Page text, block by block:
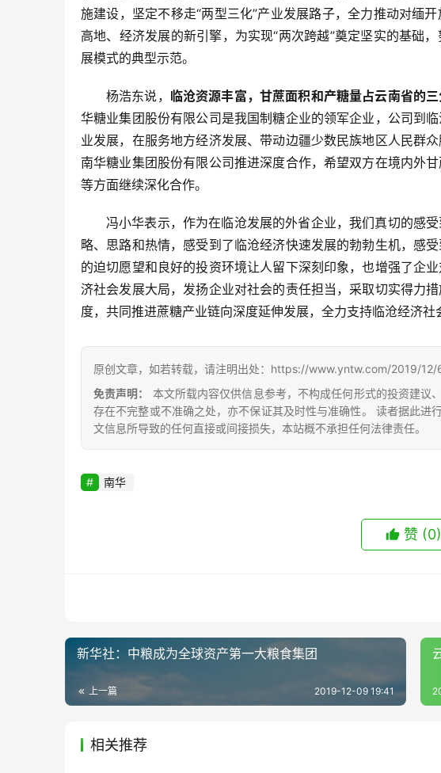
施建设，坚定不移走“两型三化”产业发展路子，全力推动对缅
高地、经济发展的新引擎，为实现“两次跨越”奠定坚实的基础
展模式的典型示范。
杨浩东说， 临沧资源丰富，甘蔗面积和产糖量占云南省的
华糖业集团股份有限公司是我国制糖企业的领军企业，公司到
业发展，在服务地方经济发展、带动边疆少数民族地区人民群
南华糖业集团股份有限公司推进深度合作，希望双方在境内外
等方面继续深化合作。
冯小华表示，作为在临沧发展的外省企业，我们真切的感
略、思路和热情，感受到了临沧经济快速发展的勃勃生机，感
的迫切愿望和良好的投资环境让人留下深刻印象，也增强了企
济社会发展大局，发扬企业对社会的责任担当，采取切实得力
度，共同推进蔗糖产业链向深度延伸发展，全力支持临沧经济社
原创文章，如若转载，请注明出处：https://www.yntw.com/2019/
免责声明：
本文所载内容仅供信息参考，不构成任何形式的投资建议
存在不完整或不准确之处，亦不保证其及时性与准确性。 读者据此
文信息所导致的任何直接或间接损失，本站概不承担任何法律责任。
南华
赞 (0)
新华社：中粮成为全球资产第一大粮食集团
上一篇 2019-12-09 19:41
相关推荐